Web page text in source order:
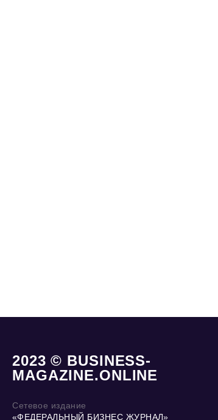
2023 © BUSINESS-
MAGAZINE.ONLINE
Сетевое издание
«ФЕДЕРАЛЬНЫЙ БИЗНЕС ЖУРНАЛ»